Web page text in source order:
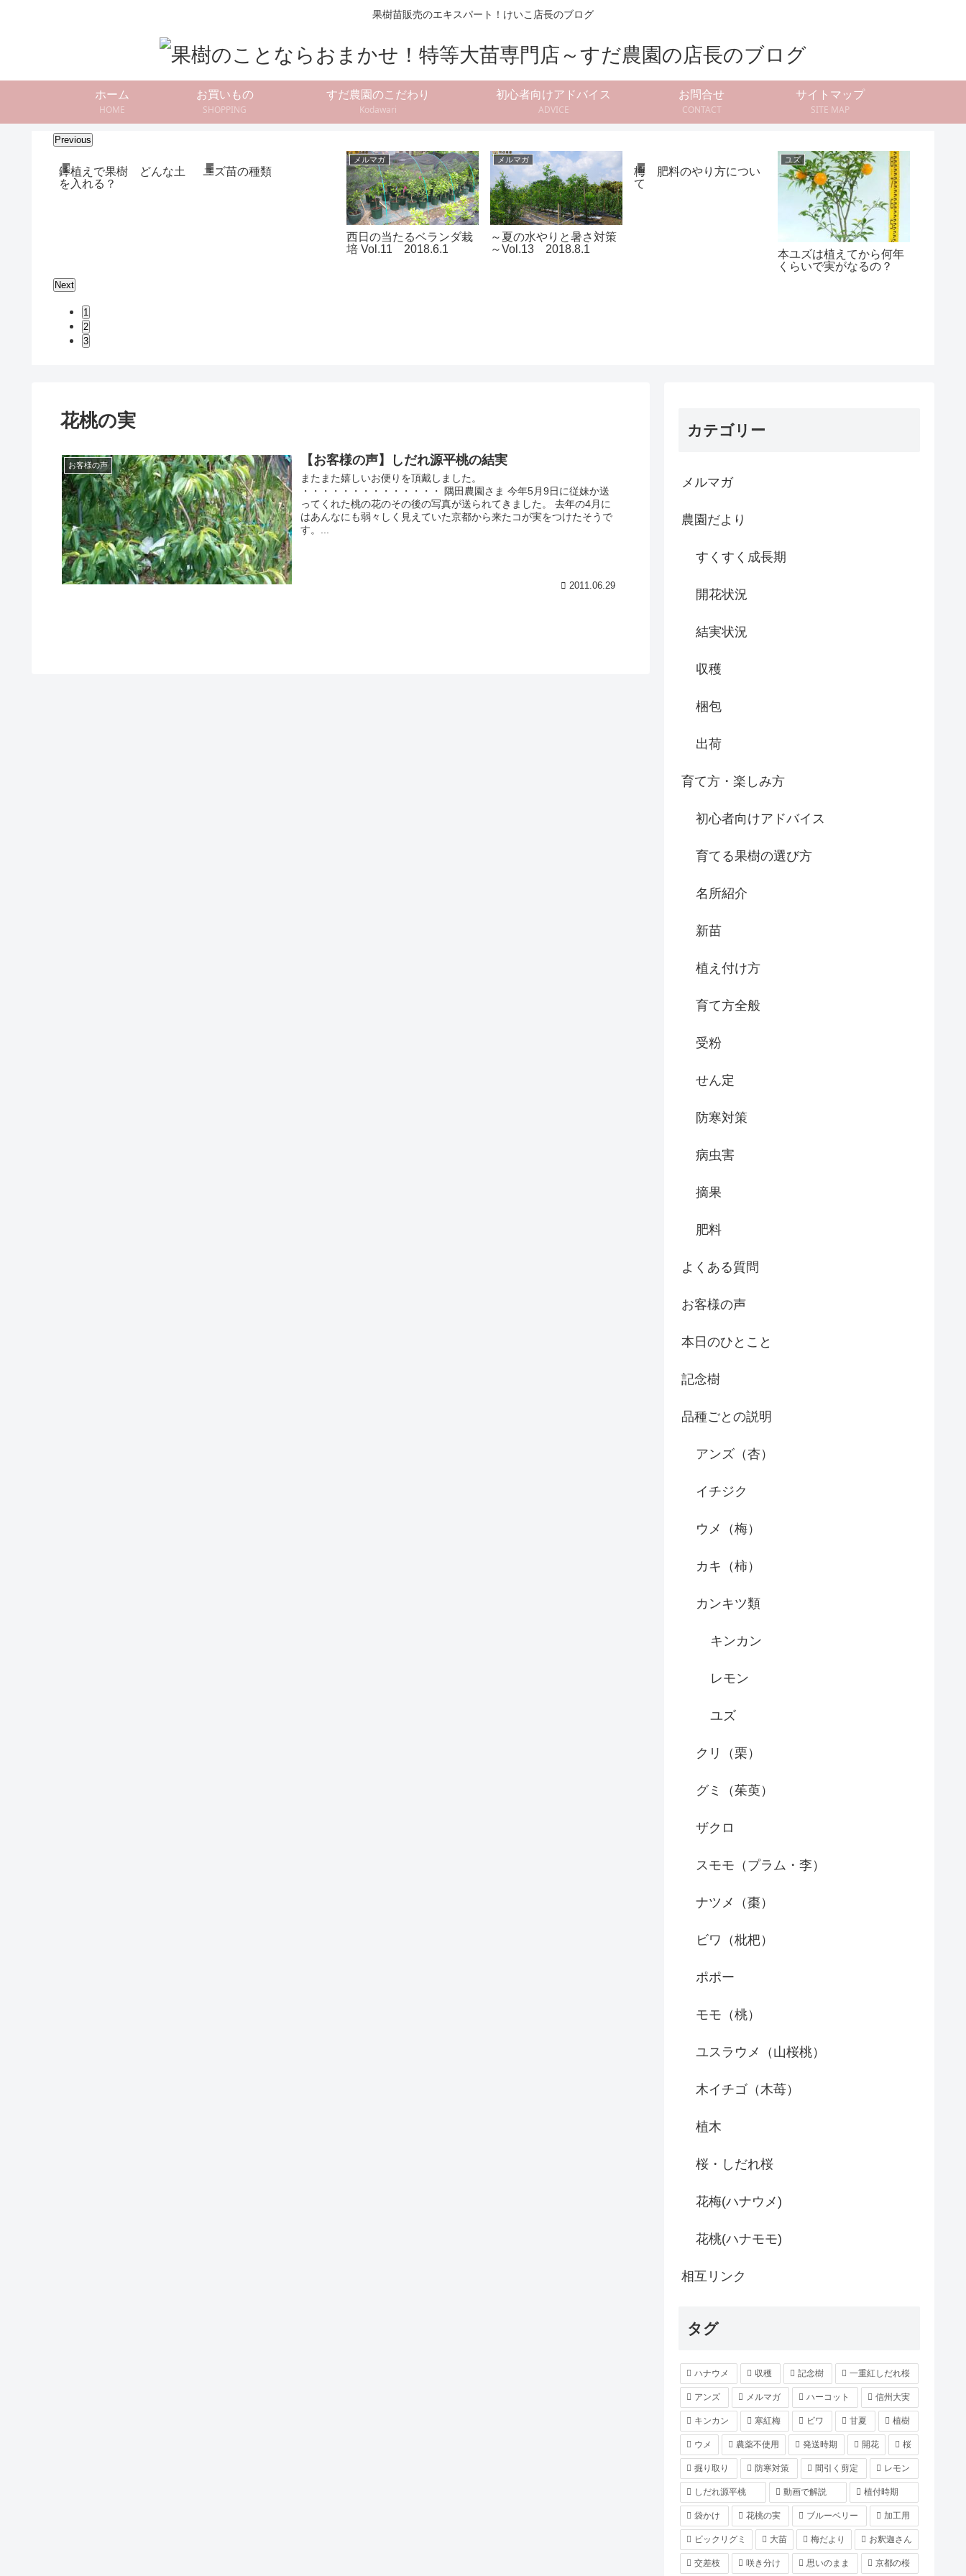
果樹苗販売のエキスパート！けいこ店長のブログ
ホーム
HOME
お買いもの
SHOPPING
すだ農園のこだわり
Kodawari
初心者向けアドバイス
ADVICE
お問合せ
CONTACT
サイトマップ
SITE MAP
Previous
初心者向けアドバイス
鉢植えで果樹 どんな土
を入れる？
ユズ
ユズ苗の種類
メルマガ
西日の当たるベランダ栽
培 Vol.11 2018.6.1
メルマガ
～夏の水やりと暑さ対策
～Vol.13 2018.8.1
ウメ（梅）
梅 肥料のやり方につい
て
ユズ
本ユズは植えてから何年
くらいで実がなるの？
Next
1
2
3
花桃の実
お客様の声 【お客様の声】しだれ源平桃の結実
またまた嬉しいお便りを頂戴しました。
・・・・・・・・・・・・・・ 隅田農園さま 今年5月9日に従妹か送
ってくれた桃の花のその後の写真が送られてきました。 去年の4月に
はあんなにも弱々しく見えていた京都から来たコが実をつけたそうで
す。...
2011.06.29
カテゴリー
メルマガ
農園だより
すくすく成長期
開花状況
結実状況
収穫
梱包
出荷
育て方・楽しみ方
初心者向けアドバイス
育てる果樹の選び方
名所紹介
新苗
植え付け方
育て方全般
受粉
せん定
防寒対策
病虫害
摘果
肥料
よくある質問
お客様の声
本日のひとこと
記念樹
品種ごとの説明
アンズ（杏）
イチジク
ウメ（梅）
カキ（柿）
カンキツ類
キンカン
レモン
ユズ
クリ（栗）
グミ（茱萸）
ザクロ
スモモ（プラム・李）
ナツメ（棗）
ビワ（枇杷）
ポポー
モモ（桃）
ユスラウメ（山桜桃）
木イチゴ（木苺）
植木
桜・しだれ桜
花梅(ハナウメ)
花桃(ハナモモ)
相互リンク
タグ
ハナウメ 収穫 記念樹 一重紅しだれ桜
アンズ メルマガ ハーコット 信州大実
キンカン 寒紅梅 ビワ 甘夏 植樹
ウメ 農薬不使用 発送時期 開花 桜
掘り取り 防寒対策 間引く剪定 レモン
しだれ源平桃 動画で解説 植付時期
袋かけ 花桃の実 ブルーベリー 加工用
ビックリグミ 大苗 梅だより お釈迦さん
交差枝 咲き分け 思いのまま 京都の桜